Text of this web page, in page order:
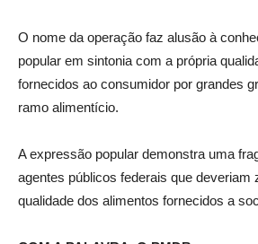
O nome da operação faz alusão à
popular em sintonia com a própria
fornecidos ao consumidor por grandes
ramo alimentício.
A expressão popular demonstra uma
agentes públicos federais que deveriam
qualidade dos alimentos fornecidos a